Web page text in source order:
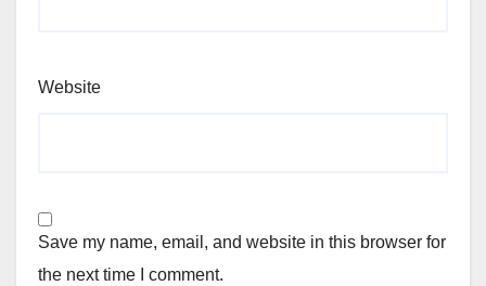
Website
Save my name, email, and website in this browser for
the next time I comment.